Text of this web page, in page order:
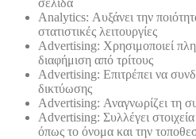
σελίδα
Analytics: Αυξάνει την
στατιστικές λειτουργίες
Advertising: Χρησιμοποιεί
διαφήμιση από τρίτους
Advertising: Επιτρέπει να
δικτύωσης
Advertising: Αναγνωρίζει τη
Advertising: Συλλέγει
όπως το όνομα και την